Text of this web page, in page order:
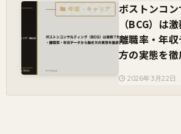
年収・キャリア
ボストンコ
（BCG）は
離職率・年
方の実態を徹
2026年3月22日